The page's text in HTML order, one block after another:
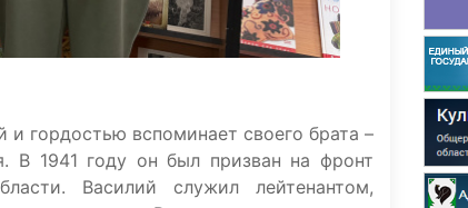
и гордостью вспоминает своего брата –
В 1941 году он был призван на фронт
Василий служил лейтенантом,